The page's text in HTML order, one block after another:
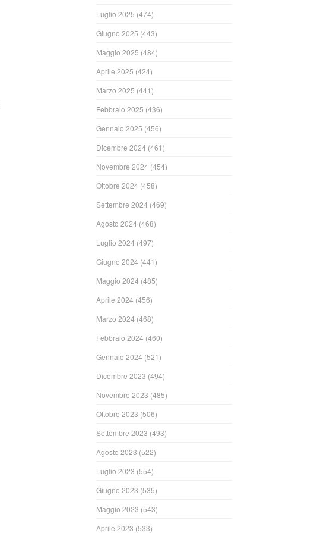
Luglio 2025 (474)
Giugno 2025 (443)
Maggio 2025 (484)
Aprile 2025 (424)
Marzo 2025 (441)
Febbraio 2025 (436)
Gennaio 2025 (456)
Dicembre 2024 (461)
Novembre 2024 (454)
Ottobre 2024 (458)
Settembre 2024 (469)
Agosto 2024 (468)
Luglio 2024 (497)
Giugno 2024 (441)
Maggio 2024 (485)
Aprile 2024 (456)
Marzo 2024 (468)
Febbraio 2024 (460)
Gennaio 2024 (521)
Dicembre 2023 (494)
Novembre 2023 (485)
Ottobre 2023 (506)
Settembre 2023 (493)
Agosto 2023 (522)
Luglio 2023 (554)
Giugno 2023 (535)
Maggio 2023 (543)
Aprile 2023 (533)